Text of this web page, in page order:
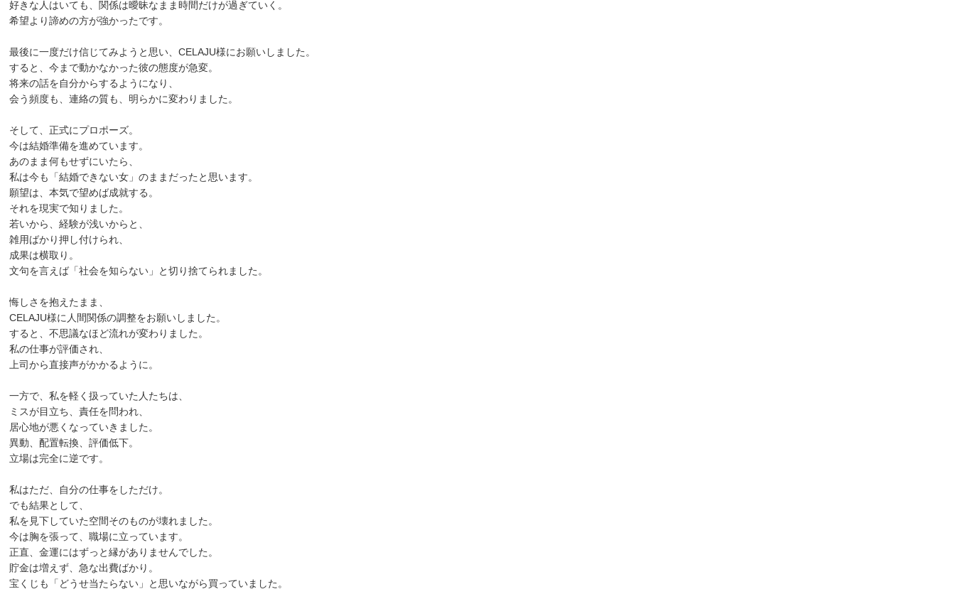
好きな人はいても、関係は曖昧なまま時間だけが過ぎていく。
希望より諦めの方が強かったです。
最後に一度だけ信じてみようと思い、CELAJU様にお願いしました。
すると、今まで動かなかった彼の態度が急変。
将来の話を自分からするようになり、
会う頻度も、連絡の質も、明らかに変わりました。
そして、正式にプロポーズ。
今は結婚準備を進めています。
あのまま何もせずにいたら、
私は今も「結婚できない女」のままだったと思います。
願望は、本気で望めば成就する。
それを現実で知りました。
若いから、経験が浅いからと、
雑用ばかり押し付けられ、
成果は横取り。
文句を言えば「社会を知らない」と切り捨てられました。
悔しさを抱えたまま、
CELAJU様に人間関係の調整をお願いしました。
すると、不思議なほど流れが変わりました。
私の仕事が評価され、
上司から直接声がかかるように。
一方で、私を軽く扱っていた人たちは、
ミスが目立ち、責任を問われ、
居心地が悪くなっていきました。
異動、配置転換、評価低下。
立場は完全に逆です。
私はただ、自分の仕事をしただけ。
でも結果として、
私を見下していた空間そのものが壊れました。
今は胸を張って、職場に立っています。
正直、金運にはずっと縁がありませんでした。
貯金は増えず、急な出費ばかり。
宝くじも「どうせ当たらない」と思いながら買っていました。